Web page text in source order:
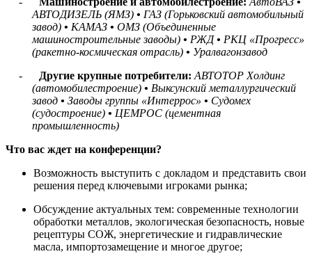
АВТОДИЗЕЛЬ (ЯМЗ) • ГАЗ (Горьковский автомобильный
завод)• КАМАЗ • ОМЗ (Объединенные
машиностроительные заводы) • РЖД• РКЦ «Прогресс»
(ракетно-космическая отрасль) • Уралвагонзавод
-
Другие крупные потребители: АВТОТОР Холдинг
(автомобилестроение)• Выксунский металлургический
завод• Заводы группы «Интеррос» • Судомех
(судостроение)• ЦЕМРОС (цементная
промышленность)
Что вас ждет на конференции?
Возможность выступить с докладом и представить свои
решения перед ключевыми игроками рынка;
Обсуждение актуальных тем: современные технологии
обработки металлов, экологическая безопасность, новые
рецептуры СОЖ, энергетические и гидравлические
масла, импортозамещение и многое другое;